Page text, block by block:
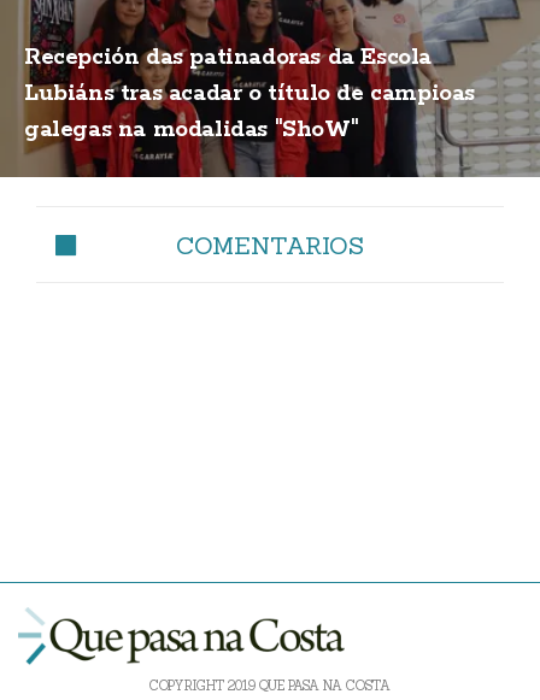
Recepción das patinadoras da Escola
Lubiáns tras acadar o título de campioas
galegas na modalidas "ShoW"
COMENTARIOS
COPYRIGHT 2019 QUE PASA NA COSTA